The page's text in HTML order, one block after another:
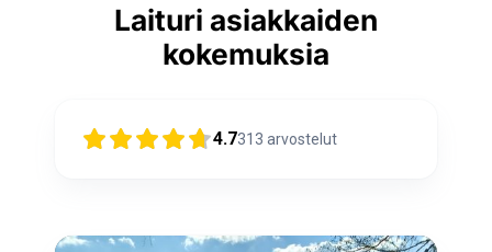
Laituri asiakkaiden
kokemuksia
4.7313 arvostelut